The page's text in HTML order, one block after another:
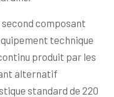
composant
technique
produit par les
alternatif
standard de 220